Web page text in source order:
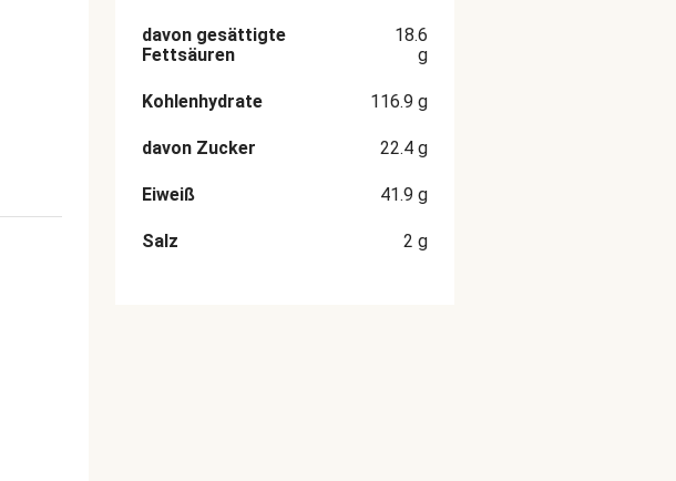
davon gesättigte
Fettsäuren
18.6
g
Kohlenhydrate 116.9 g
davon Zucker 22.4 g
Eiweiß 41.9 g
Salz 2 g